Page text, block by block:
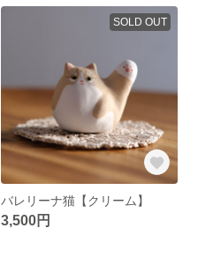
SOLD OUT
バレリーナ猫【クリーム】
3,500円